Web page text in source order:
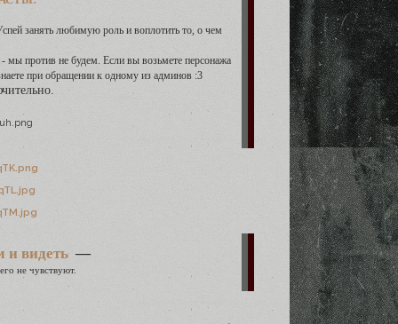
занять любимую роль и воплотить то, о чем
мы против не будем. Если вы возьмете персонажа
при обращении к одному из админов :3
и видеть—
не чувствуют.